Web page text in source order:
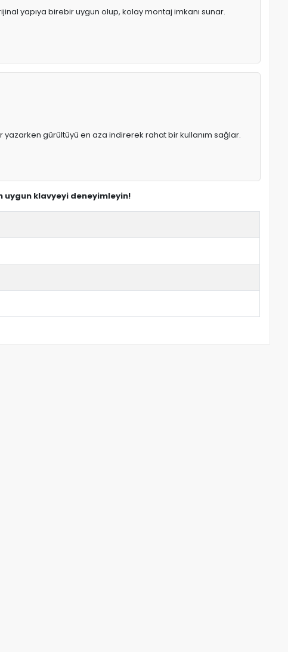
yapıya birebir uygun olup, kolay montaj imkanı sunar.
yazarken gürültüyü en aza indirerek rahat bir kullanım sağlar.
uygun klavyeyi deneyimleyin!